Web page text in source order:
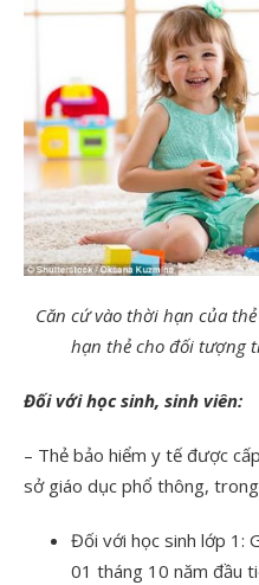
Căn cứ vào thời hạn của
hạn thẻ cho đối tượng
Đối với học sinh, sinh viên:
– Thẻ bảo hiểm y tế được
sở giáo dục phổ thông,
Đối với học sinh lớp 1:
01 tháng 10 năm đầu